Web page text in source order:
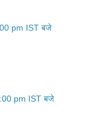
pm IST बजे
pm IST बजे